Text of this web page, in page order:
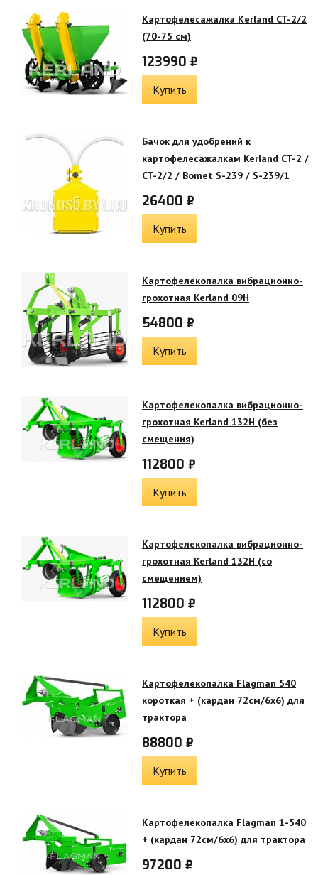
Картофелесажалка Кerland CT-2/2
(70-75 см)
123990 ₽
Купить
Бачок для удобрений к
картофелесажалкам Kerland CT-2 /
CT-2/2 / Bomet S-239 / S-239/1
26400 ₽
Купить
Картофелекопалка вибрационно-
грохотная Kerland 09H
54800 ₽
Купить
Картофелекопалка вибрационно-
грохотная Kerland 132H (без
смещения)
112800 ₽
Купить
Картофелекопалка вибрационно-
грохотная Kerland 132H (со
смещением)
112800 ₽
Купить
Картофелекопалка Flagman 540
короткая + (кардан 72см/6х6) для
трактора
88800 ₽
Купить
Картофелекопалка Flagman 1-540
+ (кардан 72см/6х6) для трактора
97200 ₽